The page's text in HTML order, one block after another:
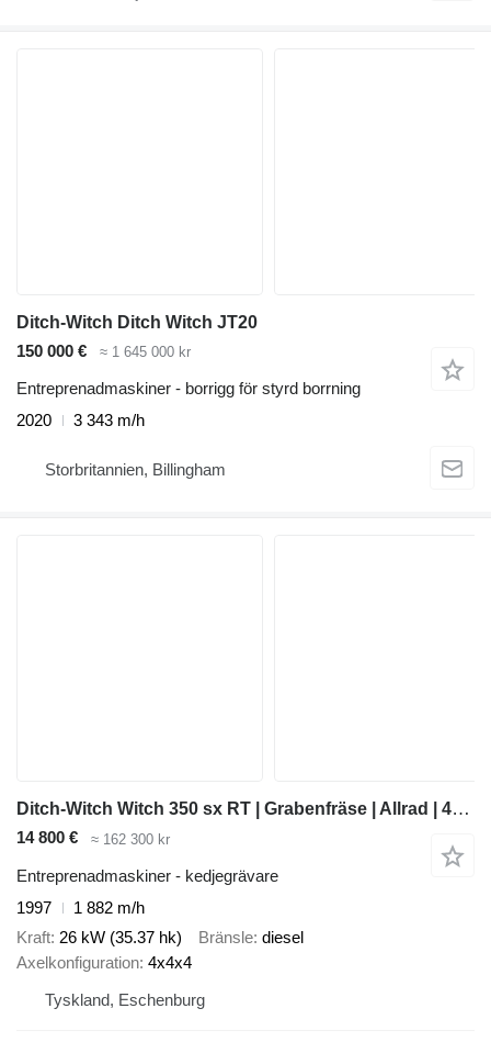
Ditch-Witch Ditch Witch JT20
150 000 €
≈ 1 645 000 kr
Entreprenadmaskiner - borrigg för styrd borrning
2020
3 343 m/h
Storbritannien, Billingham
Ditch-Witch Witch 350 sx RT | Grabenfräse | Allrad | 4x4x4 |
14 800 € ≈ 162 300 kr
Entreprenadmaskiner - kedjegrävare
1997
1 882 m/h
Kraft 26 kW (35.37 hk) Bränsle diesel
Axelkonfiguration 4x4x4
Tyskland, Eschenburg